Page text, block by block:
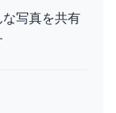
写真を共有